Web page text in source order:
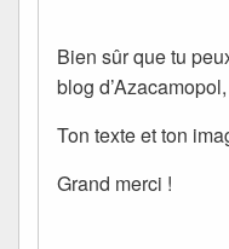
Bien sûr que tu
blog
Ton texte et ton
Grand merci !